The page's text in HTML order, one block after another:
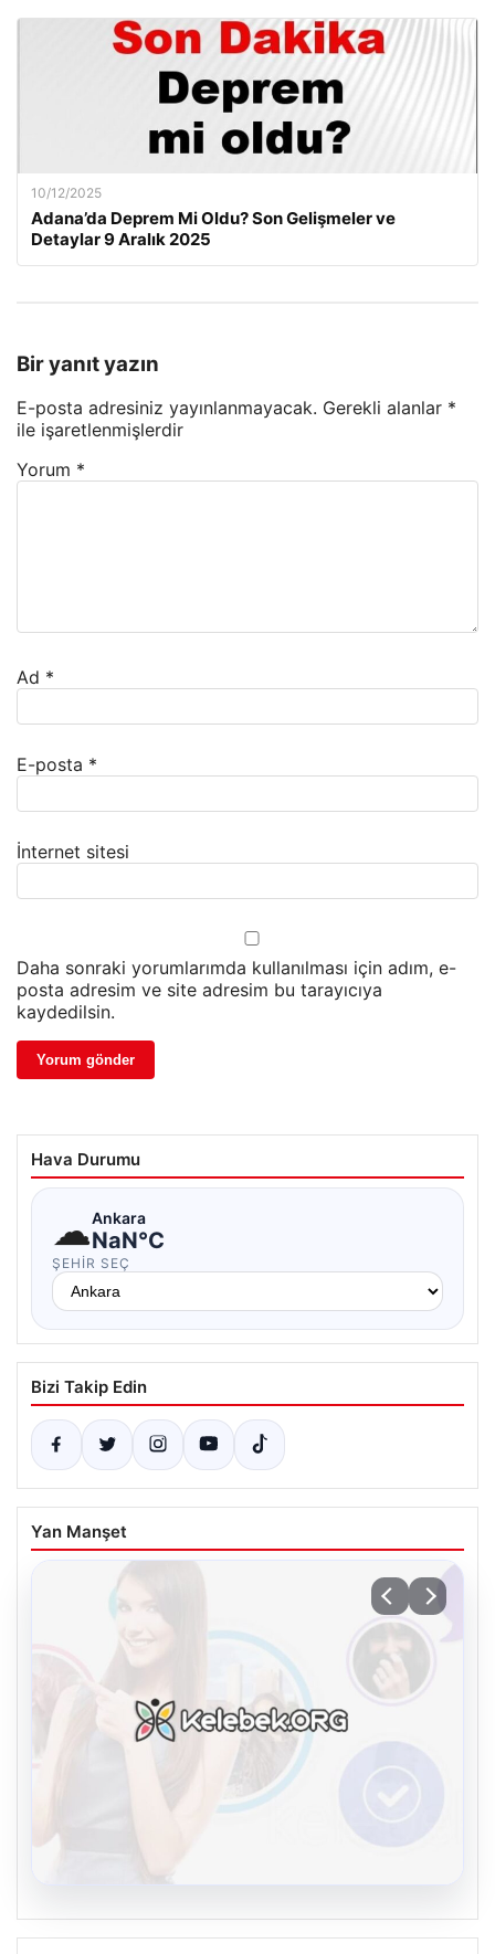
10/12/2025
Adana’da Deprem Mi Oldu? Son Gelişmeler ve
Detaylar 9 Aralık 2025
Bir yanıt yazın
E-posta adresiniz yayınlanmayacak. Gerekli alanlar *
ile işaretlenmişlerdir
Yorum *
Ad *
E-posta *
İnternet sitesi
Daha sonraki yorumlarımda kullanılması için adım, e-
posta adresim ve site adresim bu tarayıcıya
kaydedilsin.
Hava Durumu
☁Ankara
NaN°C
ŞEHIR SEÇ
Bizi Takip Edin
Yan Manşet
Kelebek.Org İle Sanal İletişimin Seviyeli